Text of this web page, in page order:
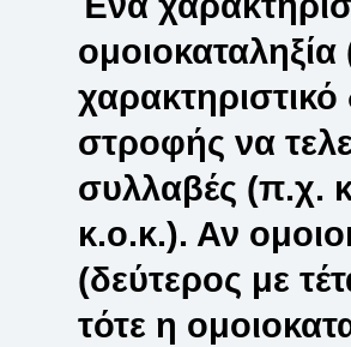
ομοιοκαταληξία
στροφής να
συλλαβές (π.χ.
κ.ο.κ.). Αν
(δεύτερος με
τότε η